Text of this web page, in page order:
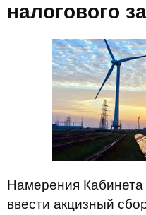
налогового
Намерения
ввести акцизный